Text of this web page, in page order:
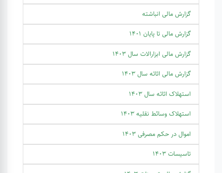
گزارش مالی انباشته
گزارش مالی تا پایان 1401
گزارش مالی ابزارالات سال 1403
گزارش مالی اثاثه سال 1403
استهلاک اثاثه سال 1403
استهلاک وسائط نقلیه 1403
اموال در حکم مصرفی 1403
تاسیسات 1403